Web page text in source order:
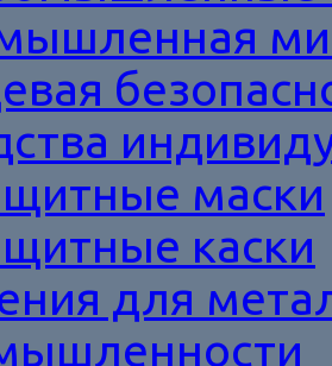
маски
каски
для